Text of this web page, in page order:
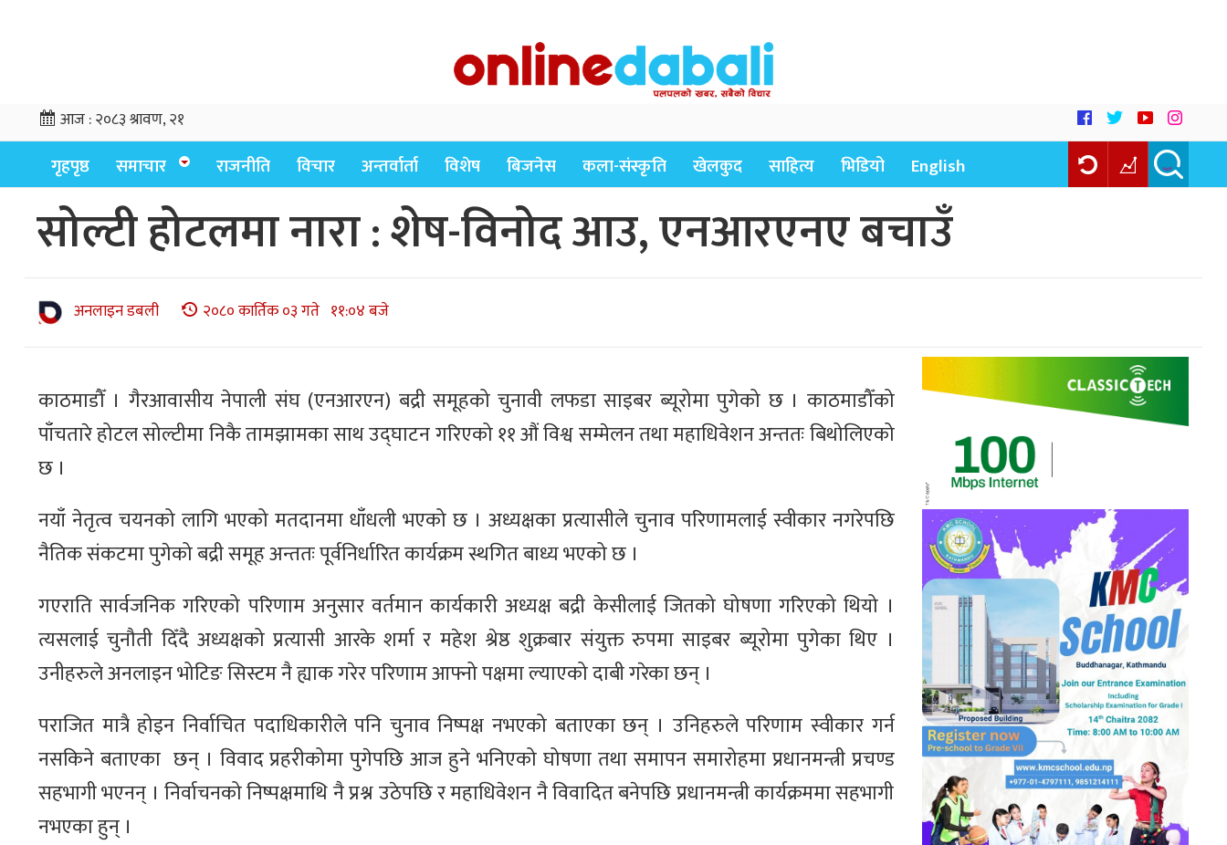
आज :२०८३ श्रावण, २१
गृहपृष्ठ समाचार राजनीति विचार अन्तर्वार्ता विशेष बिजनेस कला-संस्कृति खेलकुद साहित्य भिडियो English
सोल्टी होटलमा नारा : शेष-विनोद आउ, एनआरएनए बचाउँ
अनलाइन डबली २०८० कार्तिक ०३ गते ११:०४ बजे
काठमाडौँ । गैरआवासीय नेपाली संघ (एनआरएन) बद्री समूहको चुनावी लफडा साइबर ब्यूरोमा पुगेको छ । काठमाडौँको
पाँचतारे होटल सोल्टीमा निकै तामझामका साथ उद्घाटन गरिएको ११ औं विश्व सम्मेलन तथा महाधिवेशन अन्ततः बिथोलिएको
छ ।
नयाँ नेतृत्व चयनको लागि भएको मतदानमा धाँधली भएको छ । अध्यक्षका प्रत्यासीले चुनाव परिणामलाई स्वीकार नगरेपछि
नैतिक संकटमा पुगेको बद्री समूह अन्ततः पूर्वनिर्धारित कार्यक्रम स्थगित बाध्य भएको छ ।
गएराति सार्वजनिक गरिएको परिणाम अनुसार वर्तमान कार्यकारी अध्यक्ष बद्री केसीलाई जितको घोषणा गरिएको थियो ।
त्यसलाई चुनौती दिँदै अध्यक्षको प्रत्यासी आरके शर्मा र महेश श्रेष्ठ शुक्रबार संयुक्त रुपमा साइबर ब्यूरोमा पुगेका थिए ।
उनीहरुले अनलाइन भोटिङ सिस्टम नै ह्याक गरेर परिणाम आफ्नो पक्षमा ल्याएको दाबी गरेका छन् ।
पराजित मात्रै होइन निर्वाचित पदाधिकारीले पनि चुनाव निष्पक्ष नभएको बताएका छन् । उनिहरुले परिणाम स्वीकार गर्न
नसकिने बताएका छन् । विवाद प्रहरीकोमा पुगेपछि आज हुने भनिएको घोषणा तथा समापन समारोहमा प्रधानमन्त्री प्रचण्ड
सहभागी भएनन् । निर्वाचनको निष्पक्षमाथि नै प्रश्न उठेपछि र महाधिवेशन नै विवादित बनेपछि प्रधानमन्त्री कार्यक्रममा सहभागी
नभएका हुन् ।